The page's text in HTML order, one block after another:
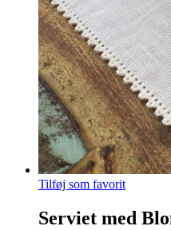
Tilføj som favorit
Serviet med